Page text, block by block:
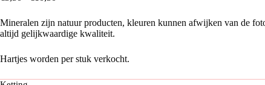
€10,50
Mineralen zijn natuur producten, kleuren kunnen afwijken van de
altijd gelijkwaardige kwaliteit.
Hartjes worden per stuk verkocht.